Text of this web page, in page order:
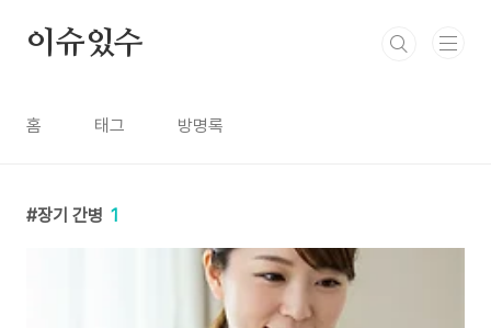
이슈있수
홈 태그 방명록
장기 간병 1